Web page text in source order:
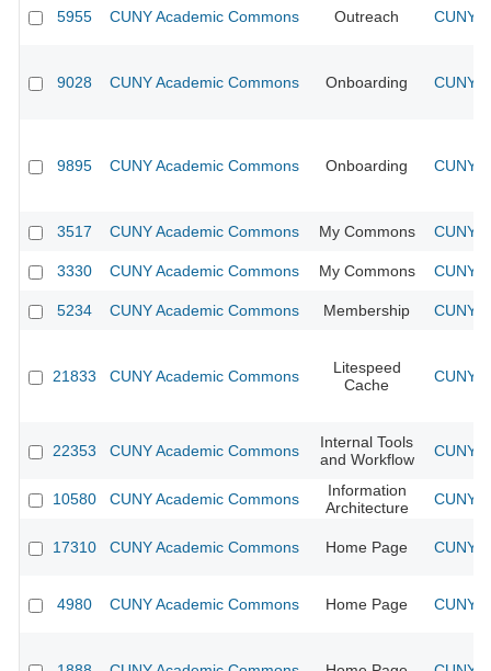
5955 CUNY Academic Commons Outreach CUNY
9028 CUNY Academic Commons Onboarding CUNY
9895 CUNY Academic Commons Onboarding CUNY
3517 CUNY Academic Commons My Commons CUNY
3330 CUNY Academic Commons My Commons CUNY
5234 CUNY Academic Commons Membership CUNY
21833 CUNY Academic Commons
Litespeed
Cache
CUNY
22353 CUNY Academic Commons
Internal Tools
and Workflow
CUNY
10580 CUNY Academic Commons
Information
Architecture
CUNY
17310 CUNY Academic Commons Home Page CUNY
4980 CUNY Academic Commons Home Page CUNY